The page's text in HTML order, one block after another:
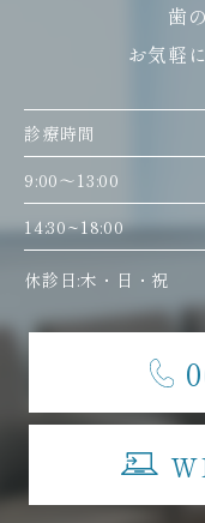
歯
お気軽
診療時間
9:00〜13:00
14:30~18:00
休診日:木・日・祝